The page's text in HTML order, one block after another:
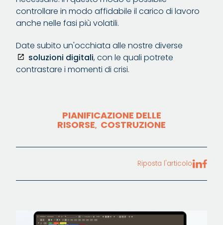
controllare in modo affidabile il carico di lavoro
anche nelle fasi più volatili.
Date subito un'occhiata alle nostre diverse
soluzioni digitali, con le quali potrete
contrastare i momenti di crisi.
PIANIFICAZIONE DELLE
RISORSE, COSTRUZIONE
Riposta l'articolo